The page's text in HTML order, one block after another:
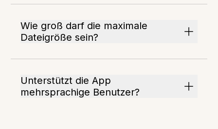
Wie groß darf die maximale
Dateigröße sein?
Unterstützt die App
mehrsprachige Benutzer?